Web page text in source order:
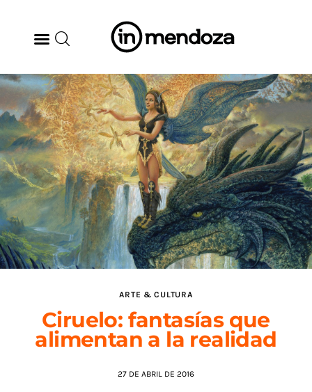
BODEGAS
GASTRONOMÍA
ARTE & CULTURA
MÚSICA
DÓNDE IR
TENDENCIAS
AGENDA
ARTE & CULTURA
Ciruelo: fantasías que
alimentan a la realidad
27 DE ABRIL DE 2016